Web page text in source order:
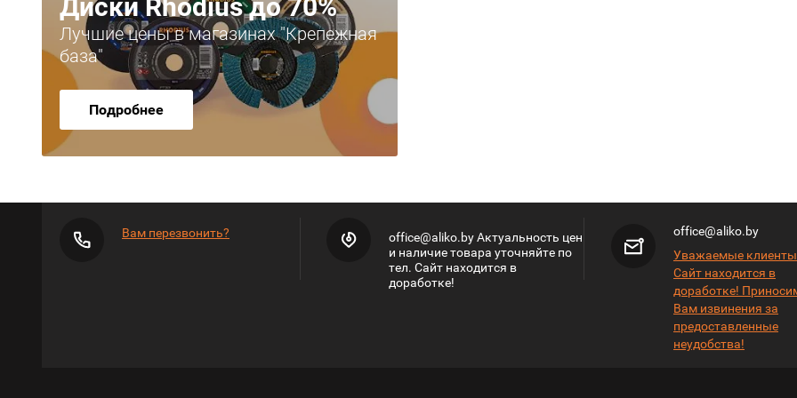
Диски Rhodius до 70%
Лучшие цены в магазинах "Крепежная
база"
Подробнее
Вам перезвонить?
office@aliko.by Актуальность цен
и наличие товара уточняйте по
тел. Сайт находится в
доработке!
office@aliko.by
Уважаемые
Сайт находится в
доработке!
Вам извинения за
предоставленные
неудобства!